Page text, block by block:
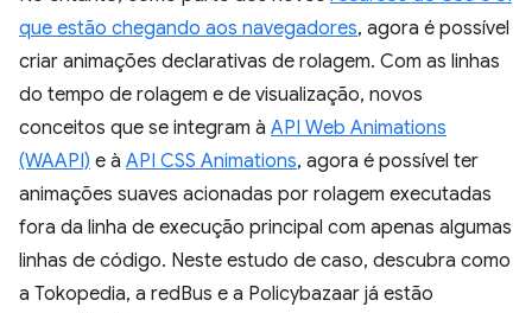
que estão chegando aos navegadores, agora é possível
criar animações declarativas de rolagem. Com as linhas
do tempo de rolagem e de visualização, novos
conceitos que se integram à API Web Animations
(WAAPI) e à API CSS Animations, agora é possível ter
animações suaves acionadas por rolagem executadas
fora da linha de execução principal com apenas algumas
linhas de código. Neste estudo de caso, descubra como
a Tokopedia, a redBus e a Policybazaar já estão